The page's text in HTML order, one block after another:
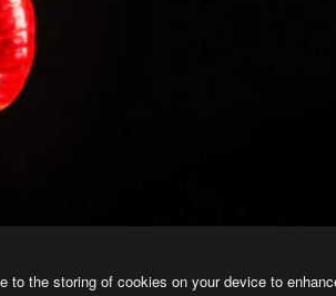
to the storing of cookies on your device to